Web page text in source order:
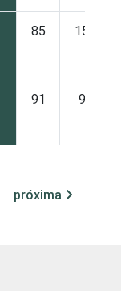
85 15
91 9
próxima